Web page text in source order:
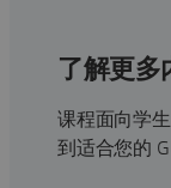
了解更多
课程面向学
到适合您的